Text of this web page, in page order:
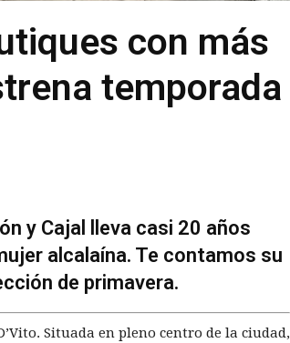
con más
temporada
y Cajal lleva casi 20 años
alcalaína. Te contamos su
de primavera.
Situada en pleno centro de la ciudad,